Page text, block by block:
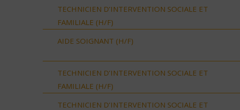
TECHNICIEN D’INTERVENTION SOCIALE ET
FAMILIALE (H/F)
AIDE SOIGNANT (H/F)
TECHNICIEN D’INTERVENTION SOCIALE ET
FAMILIALE (H/F)
TECHNICIEN D’INTERVENTION SOCIALE ET